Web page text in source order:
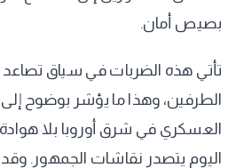
بصيص أمان.
تأتي هذه الضربات في سياق تصاعد
الطرفين، وهذا ما يؤشر بوضوح إلى
العسكري في شرق أوروبا بلا هوادة.
اليوم يتصدر نقاشات الجمهور.